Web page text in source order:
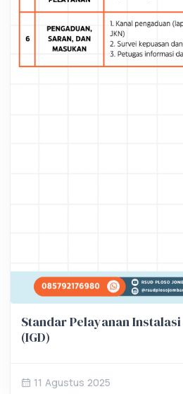
Standar Pelayanan
(IGD)
11 Agustus 2025